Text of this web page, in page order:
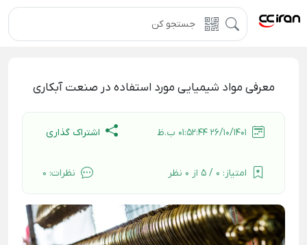
معرفی مواد شیمیایی مورد استفاده در صنعت آبکاری
اشتراک گذاری
امتیاز: 0 / 5 از 0 نظر نظرات: 0